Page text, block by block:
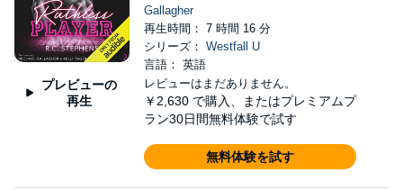
プレビューの
再生
Gallagher
再生時間： 7 時間 16 分
シリーズ： Westfall U
言語： 英語
レビューはまだありません。
￥2,630 で購入、またはプレミアムプ
ラン30日間無料体験で試す
無料体験を試す